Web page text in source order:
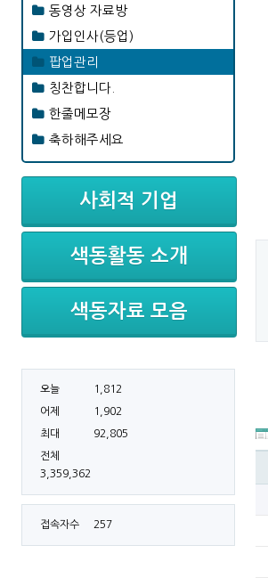
동영상 자료방
가입인사(등업)
팝업관리
칭찬합니다.
한줄메모장
축하해주세요
사회적 기업
색동활동 소개
색동자료 모음
오늘 1,812
어제 1,902
최대 92,805
전체
3,359,362
접속자수 257